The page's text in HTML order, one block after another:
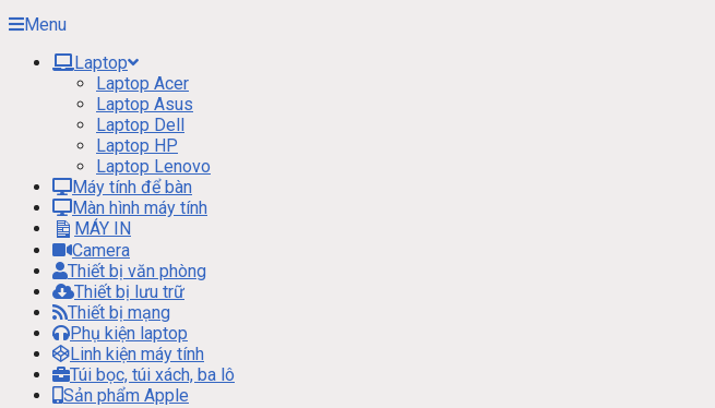
Menu
Laptop
Laptop Acer
Laptop Asus
Laptop Dell
Laptop HP
Laptop Lenovo
Máy tính để bàn
Màn hình máy tính
MÁY IN
Camera
Thiết bị văn phòng
Thiết bị lưu trữ
Thiết bị mạng
Phụ kiện laptop
Linh kiện máy tính
Túi bọc, túi xách, ba lô
Sản phẩm Apple